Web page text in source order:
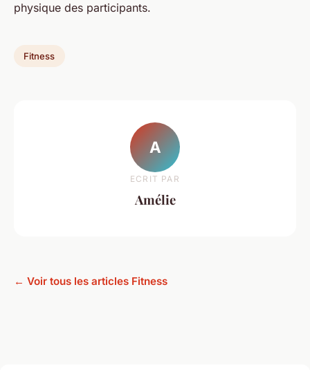
physique des participants.
Fitness
A
ECRIT PAR
Amélie
← Voir tous les articles Fitness